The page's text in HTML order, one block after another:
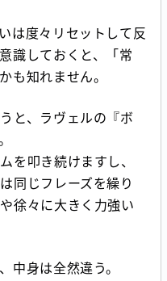
は度々リセットして反
識しておくと、「常
も知れません。
と、ラヴェルの『ボ
を叩き続けますし、
同じフレーズを繰り
徐々に大きく力強い
中身は全然違う。